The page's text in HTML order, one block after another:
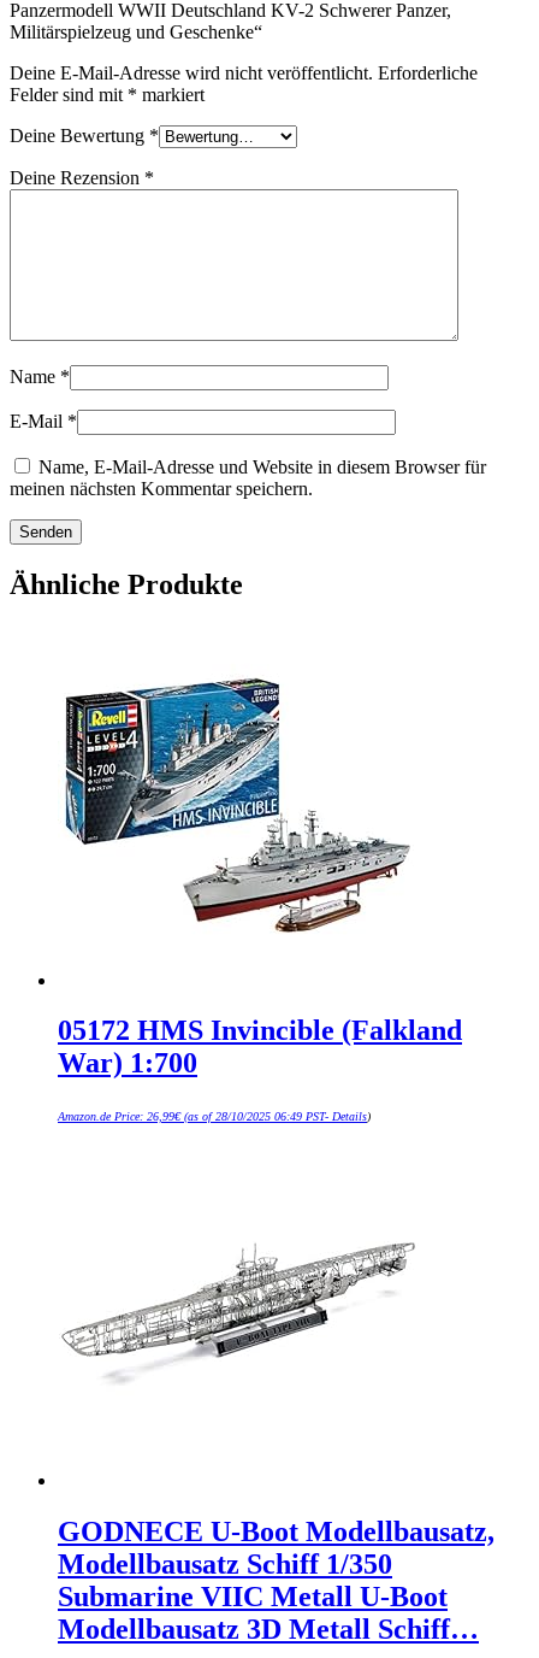
Panzermodell WWII Deutschland KV-2 Schwerer Panzer,
Militärspielzeug und Geschenke“
Deine E-Mail-Adresse wird nicht veröffentlicht. Erforderliche
Felder sind mit * markiert
Deine Bewertung *
Deine Rezension *
Name *
E-Mail *
Name, E-Mail-Adresse und Website in diesem Browser für
meinen nächsten Kommentar speichern.
Ähnliche Produkte
05172 HMS Invincible (Falkland
War) 1:700
Amazon.de Price: 26,99€(as of 28/10/2025 06:49 PST- Details)
GODNECE U-Boot Modellbausatz,
Modellbausatz Schiff 1/350
Submarine VIIC Metall U-Boot
Modellbausatz 3D Metall Schiff…